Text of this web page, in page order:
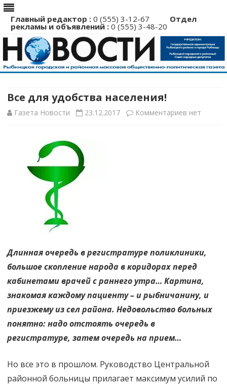
Главный редактор : 0 (555) 3-12-67 Отдел
рекламы и объявлений : 0 (555) 3-48-20
Перейти
содержимому
Все для удобства населения!
Газета Новости 23.12.2017 Комментариев кнет
Длинная очередь в регистратуре поликлиники,
большое скопление народа в коридорах перед
кабинетами врачей с раннего утра… Картина,
знакомая каждому пациенту – и рыбничанину, и
приезжему из сел района. Недовольство больных
понятно: надо отстоять очередь в
регистратуре, затем очередь на прием…
Но все это в прошлом. Руководство Центральной
районной больницы прилагает максимум усилий по